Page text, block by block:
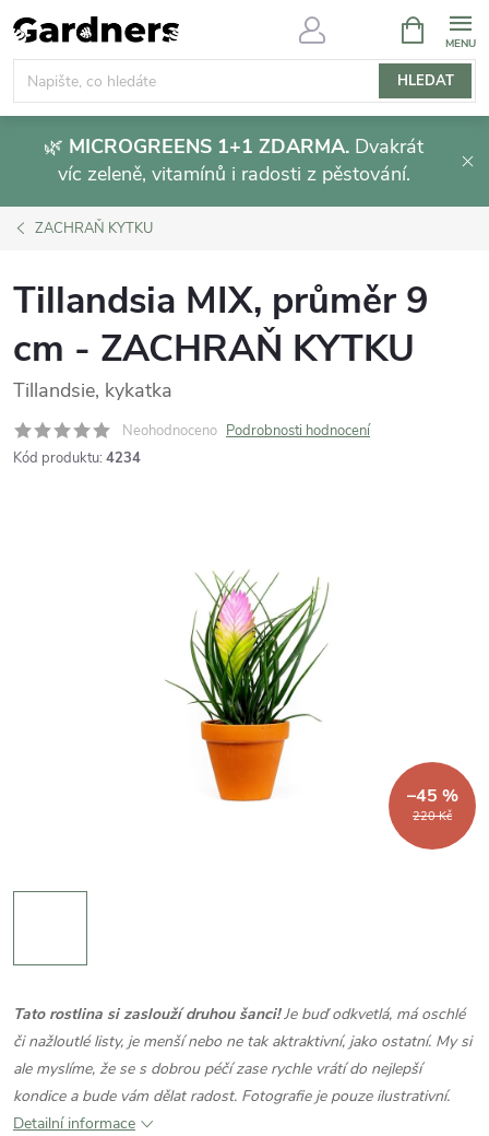
Přejít
na
obsah
HLEDAT
NÁKUPNÍ
KOŠÍK
🌿 MICROGREENS 1+1 ZDARMA. Dvakrát
víc zeleně, vitamínů i radosti z pěstování.
ZACHRAŇ KYTKU
Tillandsia MIX, průměr 9
cm - ZACHRAŇ KYTKU
Tillandsie, kykatka
Neohodnoceno Podrobnosti hodnocení
Kód produktu: 4234
220 Kč
–45 %
Tato rostlina si zaslouží druhou šanci!Je buď odkvetlá, má oschlé
či nažloutlé listy, je menší nebo ne tak aktraktivní, jako ostatní. My si
ale myslíme, že se s dobrou péčí zase rychle vrátí do nejlepší
kondice a bude vám dělat radost. Fotografie je pouze ilustrativní.
Detailní informace